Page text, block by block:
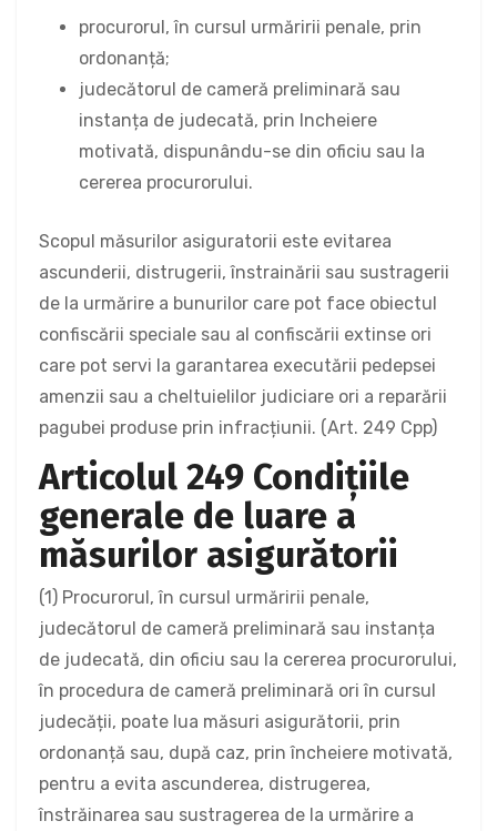
procurorul, în cursul urmăririi penale, prin
ordonanță;
judecătorul de cameră preliminară sau
instanța de judecată, prin Incheiere
motivată, dispunându-se din oficiu sau la
cererea procurorului.
Scopul măsurilor asiguratorii este evitarea
ascunderii, distrugerii, înstrainării sau sustragerii
de la urmărire a bunurilor care pot face obiectul
confiscării speciale sau al confiscării extinse ori
care pot servi la garantarea executării pedepsei
amenzii sau a cheltuielilor judiciare ori a reparării
pagubei produse prin infracțiunii. (Art. 249 Cpp)
Articolul 249 Condițiile
generale de luare a
măsurilor asigurătorii
(1) Procurorul, în cursul urmăririi penale,
judecătorul de cameră preliminară sau instanța
de judecată, din oficiu sau la cererea procurorului,
în procedura de cameră preliminară ori în cursul
judecății, poate lua măsuri asigurătorii, prin
ordonanță sau, după caz, prin încheiere motivată,
pentru a evita ascunderea, distrugerea,
înstrăinarea sau sustragerea de la urmărire a